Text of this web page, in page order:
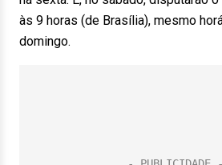
às 9 horas (de Brasília), mesmo
domingo.